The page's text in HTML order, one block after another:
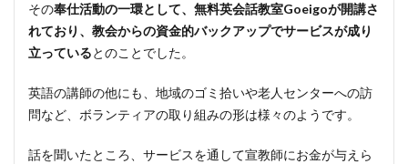
その奉仕活動の一環として、無料英会話教室Goeigoが開講さ
れており、教会からの資金的バックアップでサービスが成り
立っているとのことでした。
英語の講師の他にも、地域のゴミ拾いや老人センターへの訪
問など、ボランティアの取り組みの形は様々のようです。
話を聞いたところ、サービスを通して宣教師にお金が与えら